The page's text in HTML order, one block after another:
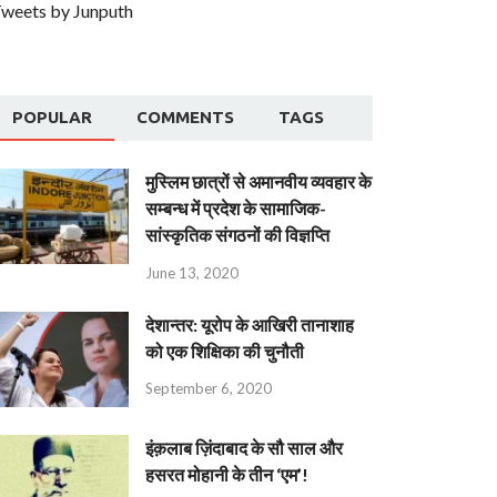
by Junputh
POPULAR COMMENTS TAGS
मुस्लिम छात्रों से अमानवीय व्यवहार के
सम्बन्ध में प्रदेश के सामाजिक-
सांस्कृतिक संगठनों की विज्ञप्ति
June 13, 2020
देशान्‍तर: यूरोप के आखिरी तानाशाह
को एक शिक्षिका की चुनौती
September 6, 2020
इंक़लाब ज़िंदाबाद के सौ साल और
हसरत मोहानी के तीन ‘एम’!